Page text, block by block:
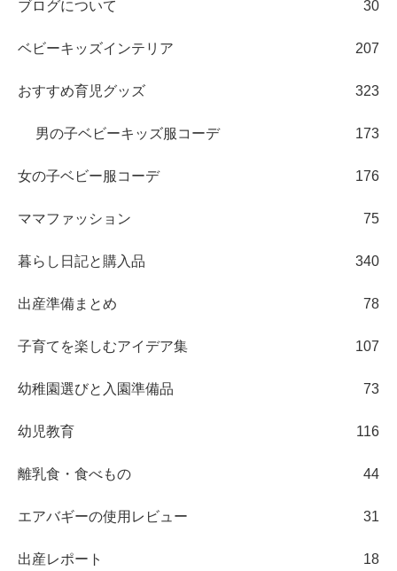
ブログについて 30
ベビーキッズインテリア 207
おすすめ育児グッズ 323
男の子ベビーキッズ服コーデ 173
女の子ベビー服コーデ 176
ママファッション 75
暮らし日記と購入品 340
出産準備まとめ 78
子育てを楽しむアイデア集 107
幼稚園選びと入園準備品 73
幼児教育 116
離乳食・食べもの 44
エアバギーの使用レビュー 31
出産レポート 18